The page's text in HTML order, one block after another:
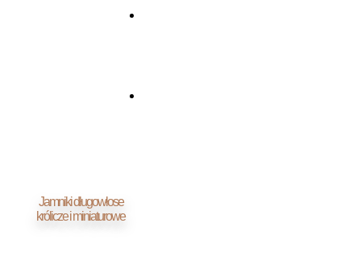
Jamniki długowłose
królicze i miniaturowe